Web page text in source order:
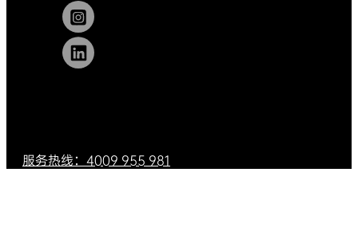
服务热线：4009 955 981